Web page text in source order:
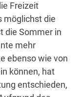
Freizeit
möglichst die
die Sommer in
mehr
ebenso wie von
können, hat
entschieden,